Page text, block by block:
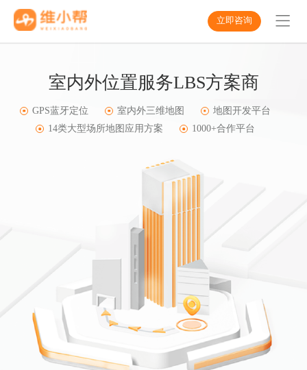
立即咨询
室内外位置服务LBS方案商
GPS蓝牙定位 室内外三维地图
地图开发平台
14类大型场所地图应用方案
1000+合作平台